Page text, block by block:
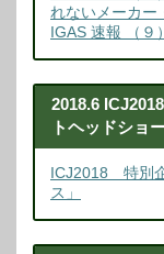
れないメーカー
IGAS 速報 （９
2018.6
トヘッドショ
ICJ2018 特別
ス」